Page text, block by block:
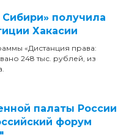
получила
Хакасии
«Дистанция права:
248 тыс. рублей, из
палаты России
форум